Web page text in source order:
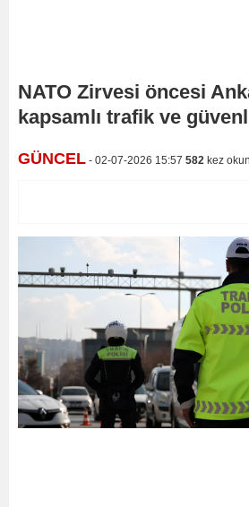
NATO Zirvesi öncesi
kapsamlı trafik ve
GÜNCEL - 02-07-2026 15:57 582 kez